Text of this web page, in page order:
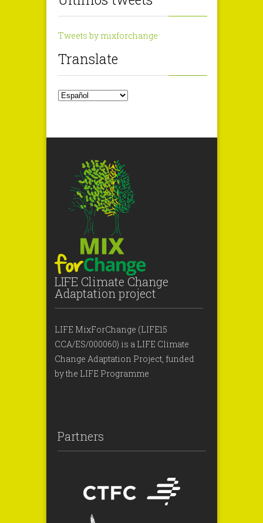
Tweets by mixforchange
Translate
LIFE Climate Change
Adaptation project
LIFE MixForChange (LIFE15
CCA/ES/000060) is a LIFE Climate
Change Adaptation Project, funded
by the LIFE Programme
Partners